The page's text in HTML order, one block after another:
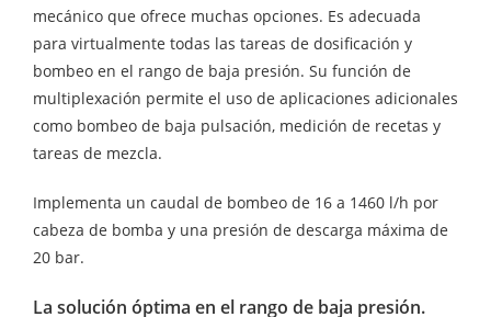
mecánico que ofrece muchas opciones. Es adecuada
para virtualmente todas las tareas de dosificación y
bombeo en el rango de baja presión. Su función de
multiplexación permite el uso de aplicaciones adicionales
como bombeo de baja pulsación, medición de recetas y
tareas de mezcla.
Implementa un caudal de bombeo de 16 a 1460 l/h por
cabeza de bomba y una presión de descarga máxima de
20 bar.
La solución óptima en el rango de baja presión.